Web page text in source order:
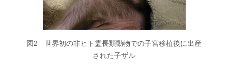
図2 世界初の非ヒト霊長類動物での子宮移植後に出産
された子ザル